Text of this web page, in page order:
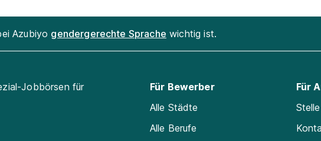
Azubiyo gendergerechte Sprache wichtig ist.
Jobbörsen für
Für Bewerber
Alle Städte
Alle Berufe
Für